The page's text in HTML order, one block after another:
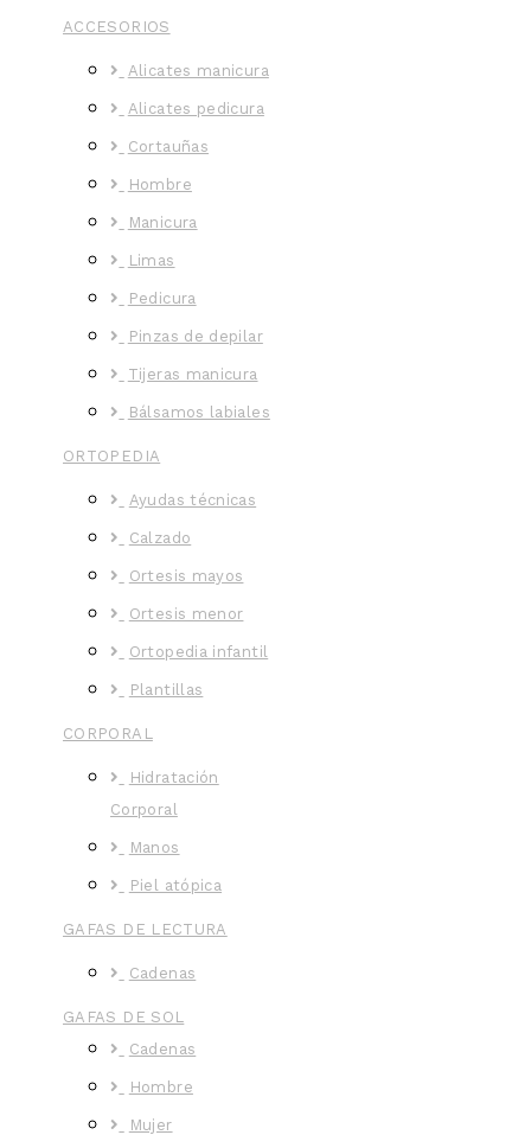
ACCESORIOS
Alicates manicura
Alicates pedicura
Cortauñas
Hombre
Manicura
Limas
Pedicura
Pinzas de depilar
Tijeras manicura
Bálsamos labiales
ORTOPEDIA
Ayudas técnicas
Calzado
Ortesis mayos
Ortesis menor
Ortopedia infantil
Plantillas
CORPORAL
Hidratación
Corporal
Manos
Piel atópica
GAFAS DE LECTURA
Cadenas
GAFAS DE SOL
Cadenas
Hombre
Mujer